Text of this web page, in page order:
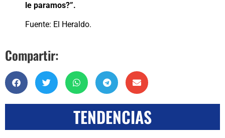
le paramos?”.
Fuente: El Heraldo.
Compartir:
TENDENCIAS